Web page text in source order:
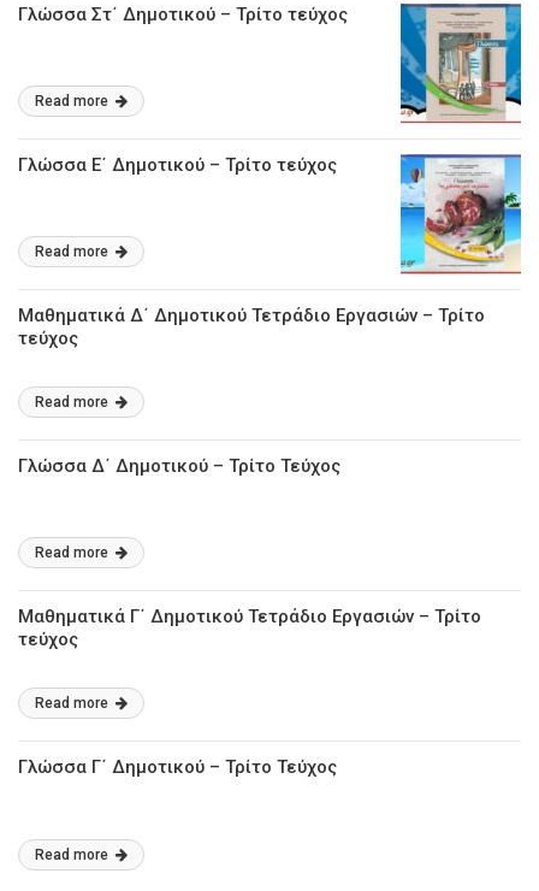
Γλώσσα Στ΄ Δημοτικού – Τρίτο τεύχος
Read more
Γλώσσα Ε΄ Δημοτικού – Τρίτο τεύχος
Read more
Μαθηματικά Δ΄ Δημοτικού Τετράδιο Εργασιών – Τρίτο
τεύχος
Read more
Γλώσσα Δ΄ Δημοτικού – Τρίτο Τεύχος
Read more
Μαθηματικά Γ΄ Δημοτικού Τετράδιο Εργασιών – Τρίτο
τεύχος
Read more
Γλώσσα Γ΄ Δημοτικού – Τρίτο Τεύχος
Read more